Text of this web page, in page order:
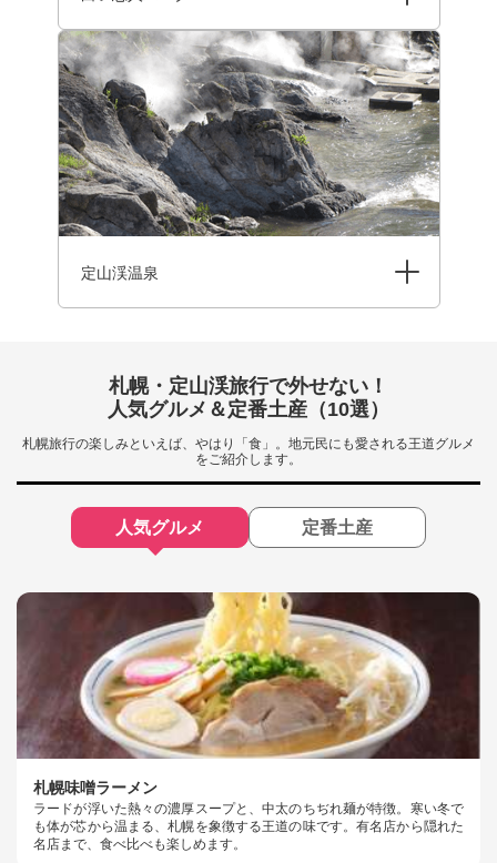
定山渓温泉
札幌・定山渓旅行で外せない！
人気グルメ＆定番土産（10選）
札幌旅行の楽しみといえば、やはり「食」。地元民にも愛される王道グルメ
をご紹介します。
人気グルメ 定番土産
札幌味噌ラーメン
ラードが浮いた熱々の濃厚スープと、中太のちぢれ麺が特徴。寒い冬で
も体が芯から温まる、札幌を象徴する王道の味です。有名店から隠れた
名店まで、食べ比べも楽しめます。